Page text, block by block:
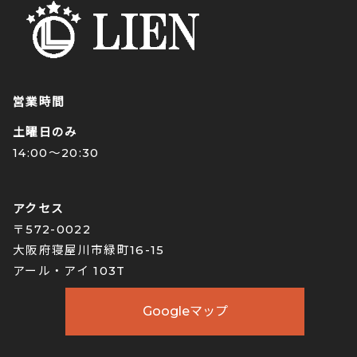
営業時間
土曜日のみ
14:00〜20:30
アクセス
〒572-0022
大阪府寝屋川市緑町16-15
アール・アイ 103T
Googleマップ